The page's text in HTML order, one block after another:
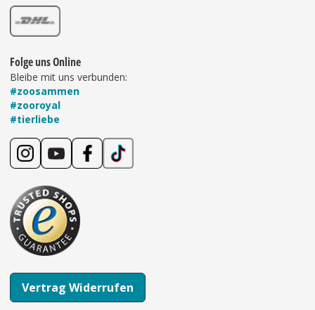
Folge uns Online
Bleibe mit uns verbunden:
#zoosammen
#zooroyal
#tierliebe
Vertrag Widerrufen